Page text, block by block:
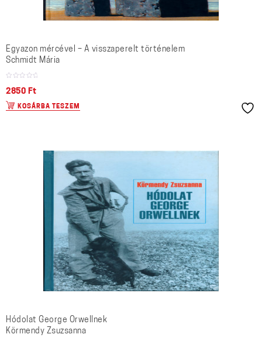
Egyazon mércével – A visszaperelt történelem
Schmidt Mária
2850 Ft
KOSÁRBA TESZEM
Hódolat George Orwellnek
Körmendy Zsuzsanna